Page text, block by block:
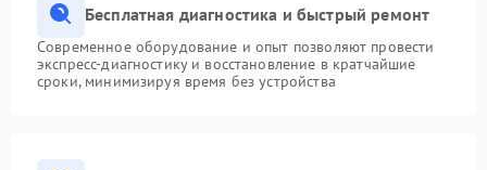
Бесплатная диагностика и быстрый ремонт
Современное оборудование и опыт позволяют провести
экспресс-диагностику и восстановление в кратчайшие
сроки, минимизируя время без устройства